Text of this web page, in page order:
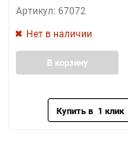
Артикул: 67072
Нет в наличии
В корзину